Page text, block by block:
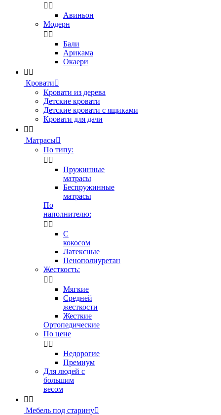
 
Авиньон
Модерн
 
Бали
Арикама
Окаери
 
Кровати
Кровати из дерева
Детские кровати
Детские кровати с ящиками
Кровати для дачи
 
Матрасы
По типу:
 
Пружинные
матрасы
Беспружинные
матрасы
По
наполнителю:
 
С
кокосом
Латексные
Пенополиуретан
Жесткость:
 
Мягкие
Средней
жесткости
Жесткие
Ортопедические
По цене
 
Недорогие
Премиум
Для людей с
большим
весом
 
Мебель под старину